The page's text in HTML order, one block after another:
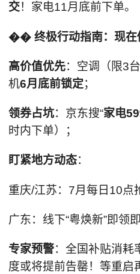
交！家电11月底前下单。
�� 终极行动指南：现在
高价值优先：空调（限3
机6月底前锁定；
领券占坑：京东搜“家电
时内下单）；
盯紧地方动态：
重庆/江苏：7月每日10点
广东：线下“粤焕新”即领即
专家预警：全国补贴消耗
度或将提前告罄！等重启